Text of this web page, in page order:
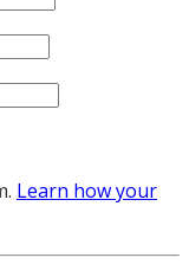
Learn how your